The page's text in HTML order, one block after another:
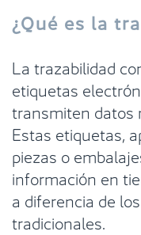
¿Qué es la
La trazabilidad
etiquetas
transmiten datos
Estas etiquetas,
piezas o
información en
a diferencia de
tradicionales.